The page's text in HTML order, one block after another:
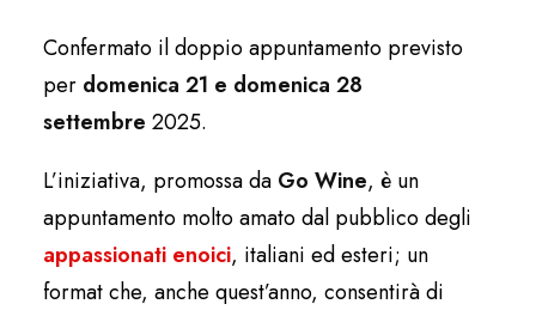
Confermato il doppio appuntamento previsto
per domenica 21 e domenica 28
settembre 2025.
L’iniziativa, promossa da Go Wine, è un
appuntamento molto amato dal pubblico degli
appassionati enoici, italiani ed esteri; un
format che, anche quest’anno, consentirà di